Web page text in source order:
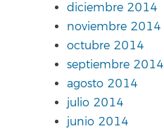
diciembre 2014
noviembre 2014
octubre 2014
septiembre 2014
agosto 2014
julio 2014
junio 2014